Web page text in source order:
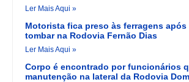
Ler Mais Aqui »
Motorista fica preso às ferragens após
tombar na Rodovia Fernão Dias
Ler Mais Aqui »
Corpo é encontrado por funcionários
manutenção na lateral da Rodovia